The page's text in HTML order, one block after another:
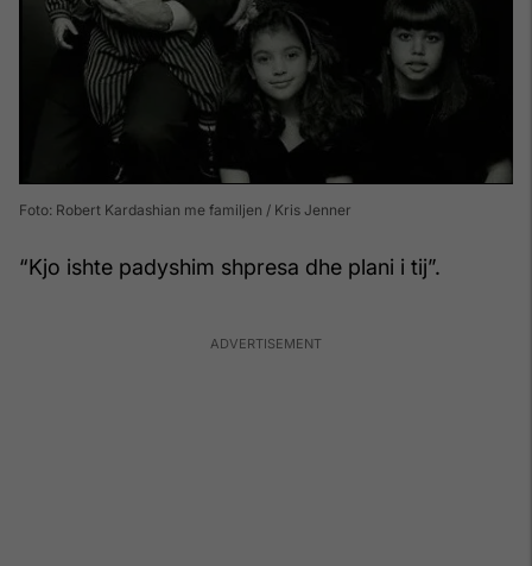
Foto: Robert Kardashian me familjen / Kris Jenner
“Kjo ishte padyshim shpresa dhe plani i tij”.